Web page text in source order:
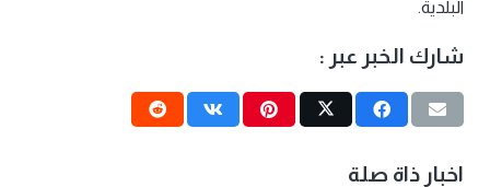
البلدية.
شارك الخبر عبر :
اخبار ذاة صلة